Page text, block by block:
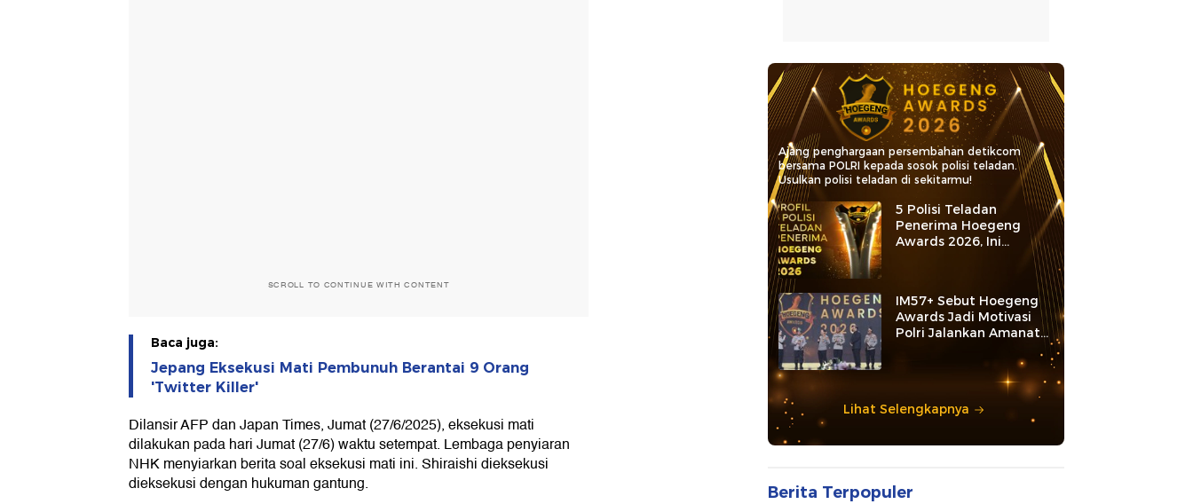
SCROLL TO CONTINUE WITH CONTENT
Baca juga:
Jepang Eksekusi Mati Pembunuh Berantai 9 Orang
'Twitter Killer'
Dilansir AFP dan Japan Times, Jumat (27/6/2025), eksekusi mati
dilakukan pada hari Jumat (27/6) waktu setempat. Lembaga penyiaran
NHK menyiarkan berita soal eksekusi mati ini. Shiraishi dieksekusi
dieksekusi dengan hukuman gantung.
Ajang penghargaan persembahan detikcom
bersama POLRI kepada sosok polisi teladan.
Usulkan polisi teladan di sekitarmu!
5 Polisi Teladan
Penerima Hoegeng
Awards 2026, Ini
Kategori dan Kiprahnya
IM57+ Sebut Hoegeng
Awards Jadi Motivasi
Polri Jalankan Amanat
Lihat Selengkapnya
Berita Terpopuler